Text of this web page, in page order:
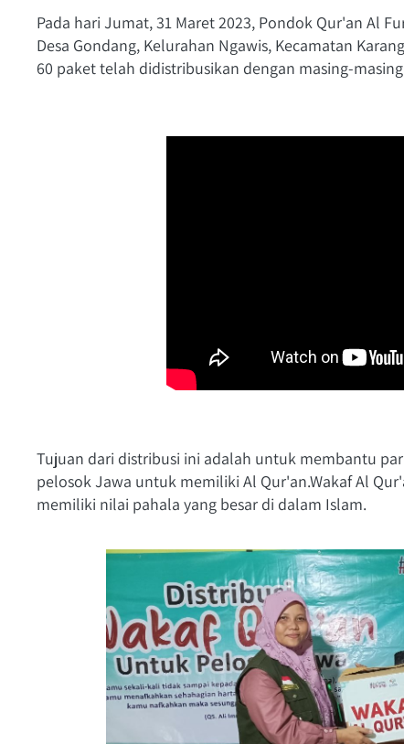
Pada hari Jumat, 31 Maret 2023, Pondok Qur'an Al
Desa Gondang, Kelurahan Ngawis, Kecamatan
60 paket telah didistribusikan dengan masing-
Tujuan dari distribusi ini adalah untuk membantu
pelosok Jawa untuk memiliki Al Qur'an.Wakaf Al
memiliki nilai pahala yang besar di dalam Islam.